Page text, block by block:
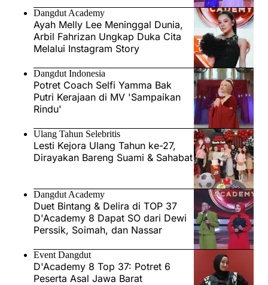
Dangdut Academy
Ayah Melly Lee Meninggal Dunia,
Arbil Fahrizan Ungkap Duka Cita
Melalui Instagram Story
Dangdut Indonesia
Potret Coach Selfi Yamma Bak
Putri Kerajaan di MV 'Sampaikan
Rindu'
Ulang Tahun Selebritis
Lesti Kejora Ulang Tahun ke-27,
Dirayakan Bareng Suami & Sahabat
Dangdut Academy
Duet Bintang & Delira di TOP 37
D'Academy 8 Dapat SO dari Dewi
Perssik, Soimah, dan Nassar
Event Dangdut
D'Academy 8 Top 37: Potret 6
Peserta Asal Jawa Barat